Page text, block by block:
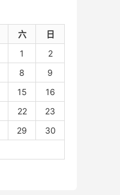
六
日
1
2
8
9
15
16
22
23
29
30